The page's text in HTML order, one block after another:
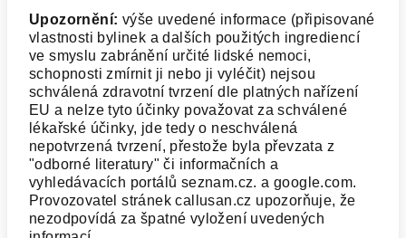
Upozornění: výše uvedené informace (připisované
vlastnosti bylinek a dalších použitých ingrediencí
ve smyslu zabránění určité lidské nemoci,
schopnosti zmírnit ji nebo ji vyléčit) nejsou
schválená zdravotní tvrzení dle platných nařízení
EU a nelze tyto účinky považovat za schválené
lékařské účinky, jde tedy o neschválená
nepotvrzená tvrzení, přestože byla převzata z
"odborné literatury" či informačních a
vyhledávacích portálů seznam.cz. a google.com.
Provozovatel stránek callusan.cz upozorňuje, že
nezodpovídá za špatné vyložení uvedených